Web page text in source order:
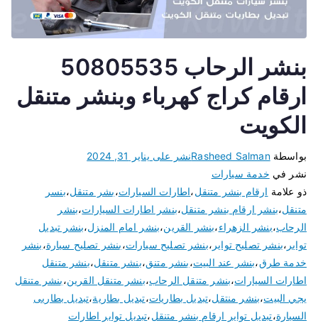
بنشر الرحاب 50805535
ارقام كراج كهرباء وبنشر متنقل
الكويت
بواسطةRasheed Salmanنشر على يناير 31, 2024
نشر في خدمة سيارات
ذو علامة ارقام بنشر متنقل،اطارات السيارات،بشر متنقل،بنسر
متنقل،بنشر ارقام بنشر متنقل،بنشر اطارات السيارات،بنشر
الرحاب،بنشر الزهراء،بنشر القرين،بنشر امام المنزل،بنشر تبديل
تواير ،بنشر تصليح تواير ،بنشر تصليح سيارات،بنشر تصليح سيارة،بنشر
خدمة طرق،بنشر عند البيت،بنشر متنق،بنشر متنقل،بنشر متنقل
اطارات السيارات،بنشر متنقل الرحاب،بنشر متنقل القرين،بنشر متنقل
يجي البيت،بنشر منتقل،تبديل بطاريات،تبديل بطارية،تبديل بطاريى
السيارة،تبديل تواير ارقام بنشر متنقل،تبديل تواير اطارات